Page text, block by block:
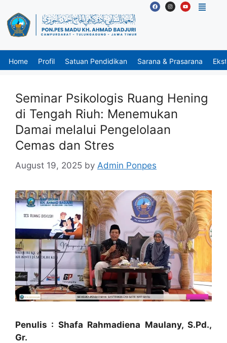
Home Profil Satuan Pendidikan Sarana & Prasarana
Seminar Psikologis Ruang Hening
di Tengah Riuh: Menemukan
Damai melalui Pengelolaan
Cemas dan Stres
August 19, 2025 by Admin Ponpes
Penulis : Shafa Rahmadiena Maulany, S.Pd.,
Gr.